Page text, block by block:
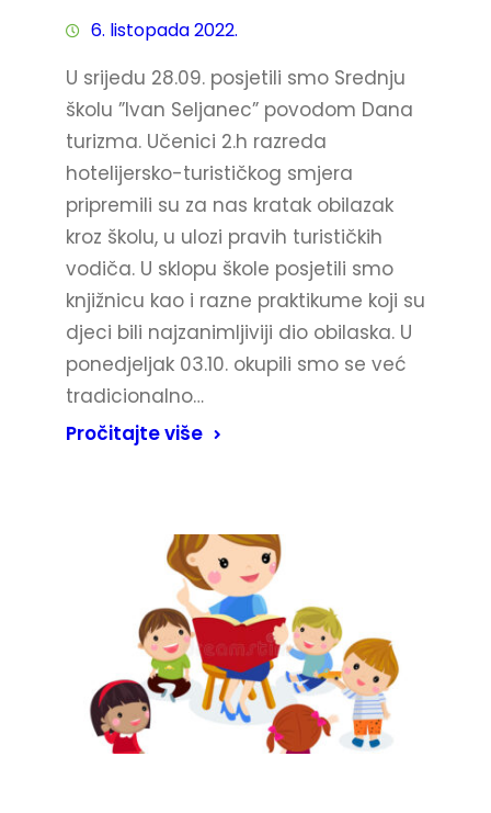
6. listopada 2022.
U srijedu 28.09. posjetili smo Srednju
školu ”Ivan Seljanec” povodom Dana
turizma. Učenici 2.h razreda
hotelijersko-turističkog smjera
pripremili su za nas kratak obilazak
kroz školu, u ulozi pravih turističkih
vodiča. U sklopu škole posjetili smo
knjižnicu kao i razne praktikume koji su
djeci bili najzanimljiviji dio obilaska. U
ponedjeljak 03.10. okupili smo se već
tradicionalno…
Pročitajte više